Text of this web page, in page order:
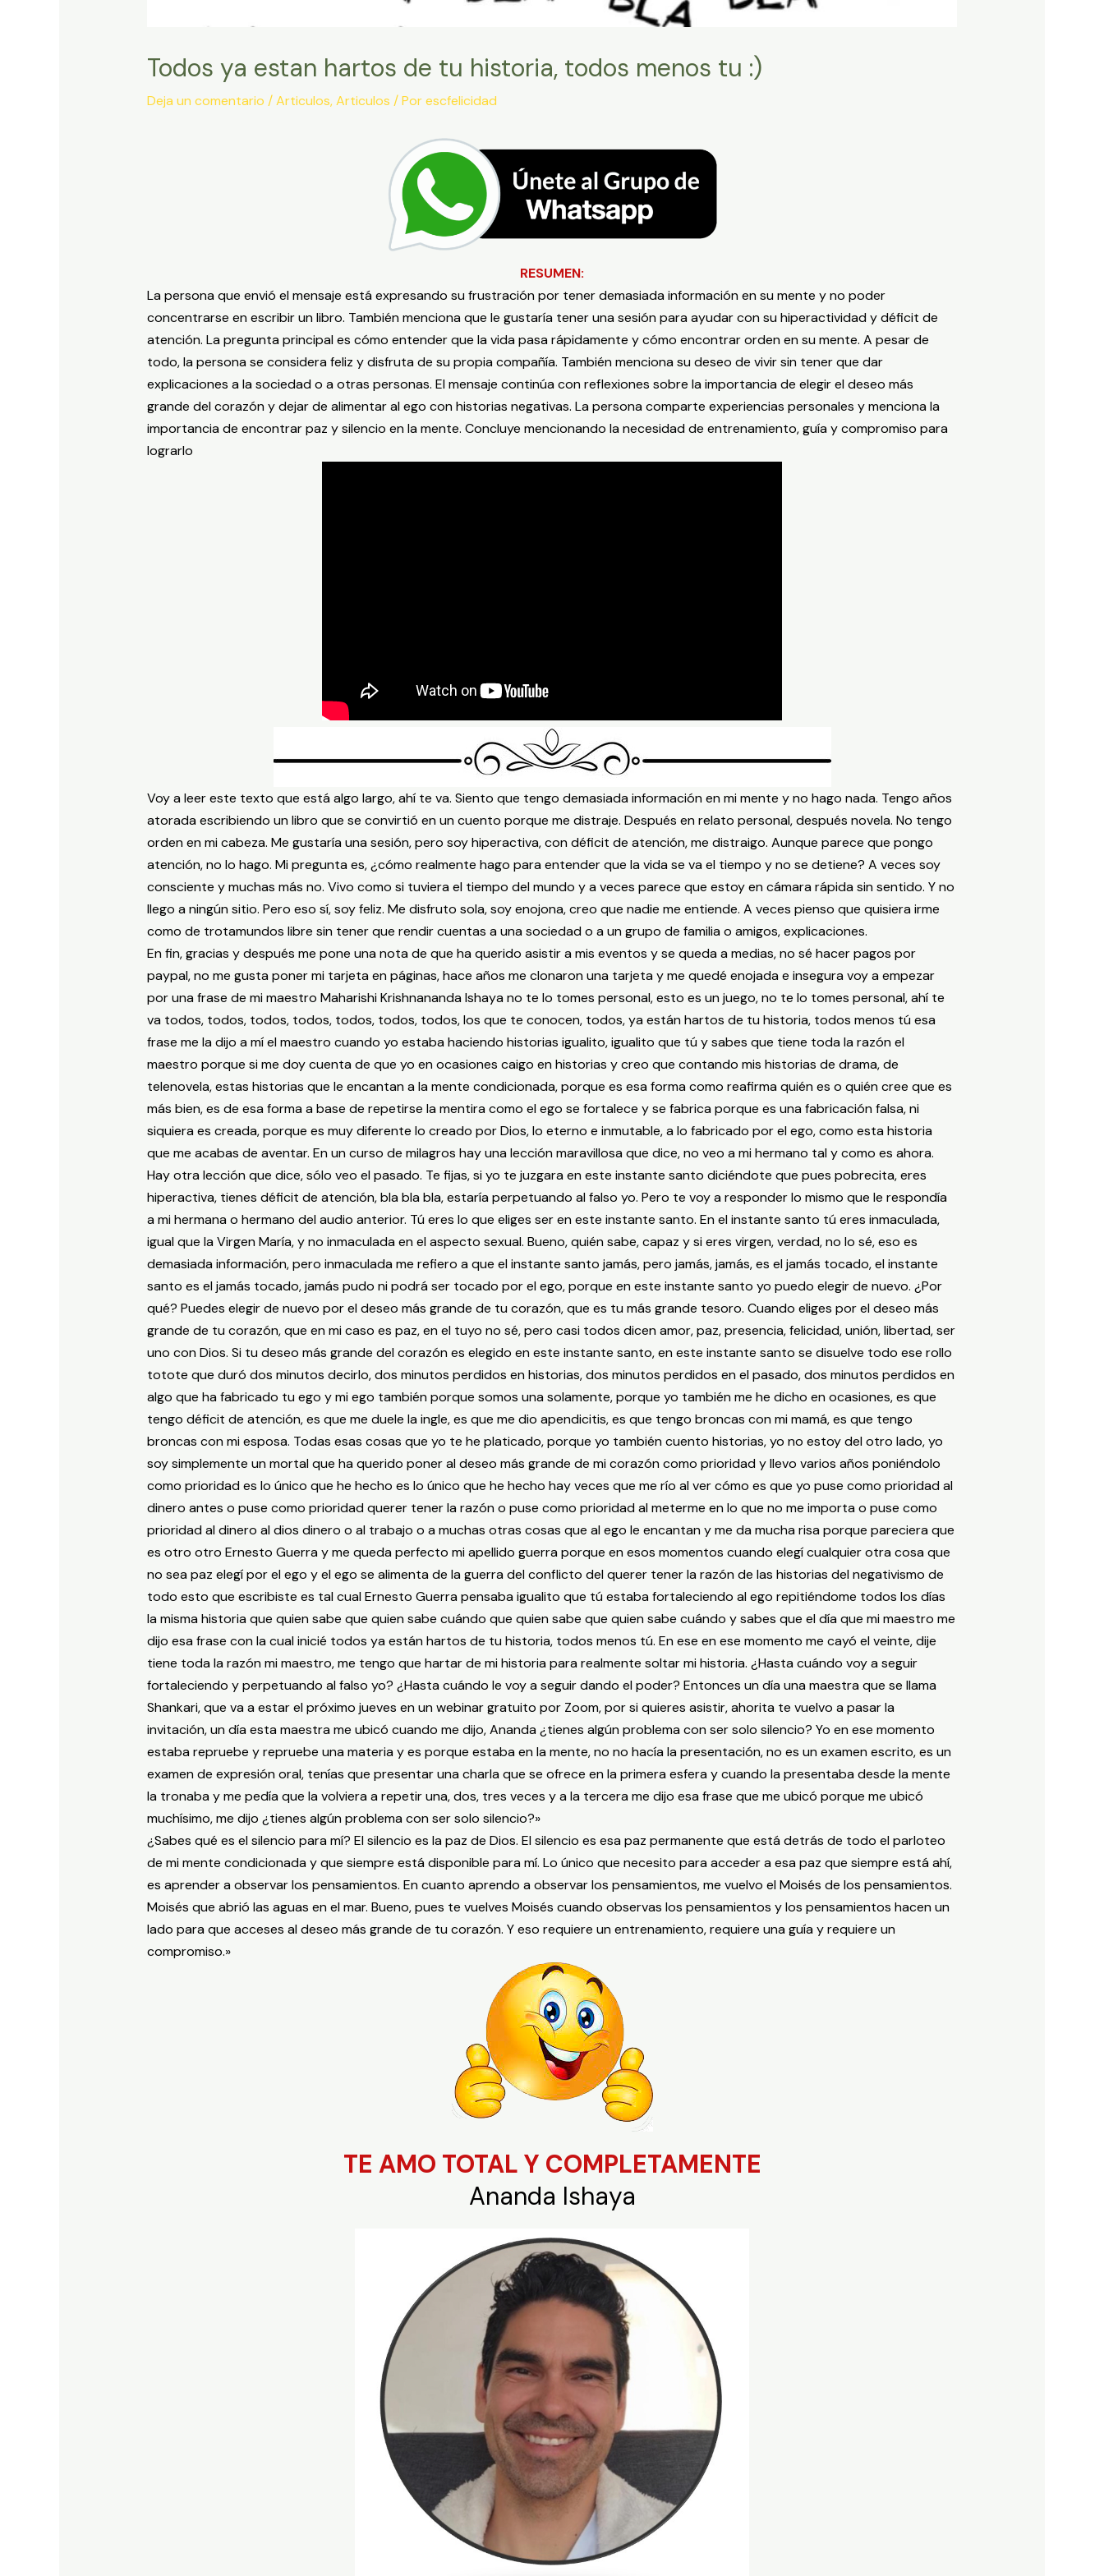
Todos ya estan hartos de tu historia, todos menos tu :)
Deja un comentario /Articulos,Articulos / Porescfelicidad
RESUMEN:
La persona que envió el mensaje está expresando su frustración por tener demasiada información en su mente y no poder
concentrarse en escribir un libro. También menciona que le gustaría tener una sesión para ayudar con su hiperactividad y déficit de
atención. La pregunta principal es cómo entender que la vida pasa rápidamente y cómo encontrar orden en su mente. A pesar de
todo, la persona se considera feliz y disfruta de su propia compañía. También menciona su deseo de vivir sin tener que dar
explicaciones a la sociedad o a otras personas. El mensaje continúa con reflexiones sobre la importancia de elegir el deseo más
grande del corazón y dejar de alimentar al ego con historias negativas. La persona comparte experiencias personales y menciona la
importancia de encontrar paz y silencio en la mente. Concluye mencionando la necesidad de entrenamiento, guía y compromiso para
lograrlo
Voy a leer este texto que está algo largo, ahí te va. Siento que tengo demasiada información en mi mente y no hago nada. Tengo años
atorada escribiendo un libro que se convirtió en un cuento porque me distraje. Después en relato personal, después novela. No tengo
orden en mi cabeza. Me gustaría una sesión, pero soy hiperactiva, con déficit de atención, me distraigo. Aunque parece que pongo
atención, no lo hago. Mi pregunta es, ¿cómo realmente hago para entender que la vida se va el tiempo y no se detiene? A veces soy
consciente y muchas más no. Vivo como si tuviera el tiempo del mundo y a veces parece que estoy en cámara rápida sin sentido. Y no
llego a ningún sitio. Pero eso sí, soy feliz. Me disfruto sola, soy enojona, creo que nadie me entiende. A veces pienso que quisiera irme
como de trotamundos libre sin tener que rendir cuentas a una sociedad o a un grupo de familia o amigos, explicaciones.
En fin, gracias y después me pone una nota de que ha querido asistir a mis eventos y se queda a medias, no sé hacer pagos por
paypal, no me gusta poner mi tarjeta en páginas, hace años me clonaron una tarjeta y me quedé enojada e insegura voy a empezar
por una frase de mi maestro Maharishi Krishnananda Ishaya no te lo tomes personal, esto es un juego, no te lo tomes personal, ahí te
va todos, todos, todos, todos, todos, todos, todos, los que te conocen, todos, ya están hartos de tu historia, todos menos tú esa
frase me la dijo a mí el maestro cuando yo estaba haciendo historias igualito, igualito que tú y sabes que tiene toda la razón el
maestro porque si me doy cuenta de que yo en ocasiones caigo en historias y creo que contando mis historias de drama, de
telenovela, estas historias que le encantan a la mente condicionada, porque es esa forma como reafirma quién es o quién cree que es
más bien, es de esa forma a base de repetirse la mentira como el ego se fortalece y se fabrica porque es una fabricación falsa, ni
siquiera es creada, porque es muy diferente lo creado por Dios, lo eterno e inmutable, a lo fabricado por el ego, como esta historia
que me acabas de aventar. En un curso de milagros hay una lección maravillosa que dice, no veo a mi hermano tal y como es ahora.
Hay otra lección que dice, sólo veo el pasado. Te fijas, si yo te juzgara en este instante santo diciéndote que pues pobrecita, eres
hiperactiva, tienes déficit de atención, bla bla bla, estaría perpetuando al falso yo. Pero te voy a responder lo mismo que le respondía
a mi hermana o hermano del audio anterior. Tú eres lo que eliges ser en este instante santo. En el instante santo tú eres inmaculada,
igual que la Virgen María, y no inmaculada en el aspecto sexual. Bueno, quién sabe, capaz y si eres virgen, verdad, no lo sé, eso es
demasiada información, pero inmaculada me refiero a que el instante santo jamás, pero jamás, jamás, es el jamás tocado, el instante
santo es el jamás tocado, jamás pudo ni podrá ser tocado por el ego, porque en este instante santo yo puedo elegir de nuevo. ¿Por
qué? Puedes elegir de nuevo por el deseo más grande de tu corazón, que es tu más grande tesoro. Cuando eliges por el deseo más
grande de tu corazón, que en mi caso es paz, en el tuyo no sé, pero casi todos dicen amor, paz, presencia, felicidad, unión, libertad, ser
uno con Dios. Si tu deseo más grande del corazón es elegido en este instante santo, en este instante santo se disuelve todo ese rollo
totote que duró dos minutos decirlo, dos minutos perdidos en historias, dos minutos perdidos en el pasado, dos minutos perdidos en
algo que ha fabricado tu ego y mi ego también porque somos una solamente, porque yo también me he dicho en ocasiones, es que
tengo déficit de atención, es que me duele la ingle, es que me dio apendicitis, es que tengo broncas con mi mamá, es que tengo
broncas con mi esposa. Todas esas cosas que yo te he platicado, porque yo también cuento historias, yo no estoy del otro lado, yo
soy simplemente un mortal que ha querido poner al deseo más grande de mi corazón como prioridad y llevo varios años poniéndolo
como prioridad es lo único que he hecho es lo único que he hecho hay veces que me río al ver cómo es que yo puse como prioridad al
dinero antes o puse como prioridad querer tener la razón o puse como prioridad al meterme en lo que no me importa o puse como
prioridad al dinero al dios dinero o al trabajo o a muchas otras cosas que al ego le encantan y me da mucha risa porque pareciera que
es otro otro Ernesto Guerra y me queda perfecto mi apellido guerra porque en esos momentos cuando elegí cualquier otra cosa que
no sea paz elegí por el ego y el ego se alimenta de la guerra del conflicto del querer tener la razón de las historias del negativismo de
todo esto que escribiste es tal cual Ernesto Guerra pensaba igualito que tú estaba fortaleciendo al ego repitiéndome todos los días
la misma historia que quien sabe que quien sabe cuándo que quien sabe que quien sabe cuándo y sabes que el día que mi maestro me
dijo esa frase con la cual inicié todos ya están hartos de tu historia, todos menos tú. En ese en ese momento me cayó el veinte, dije
tiene toda la razón mi maestro, me tengo que hartar de mi historia para realmente soltar mi historia. ¿Hasta cuándo voy a seguir
fortaleciendo y perpetuando al falso yo? ¿Hasta cuándo le voy a seguir dando el poder? Entonces un día una maestra que se llama
Shankari, que va a estar el próximo jueves en un webinar gratuito por Zoom, por si quieres asistir, ahorita te vuelvo a pasar la
invitación, un día esta maestra me ubicó cuando me dijo, Ananda ¿tienes algún problema con ser solo silencio? Yo en ese momento
estaba repruebe y repruebe una materia y es porque estaba en la mente, no no hacía la presentación, no es un examen escrito, es un
examen de expresión oral, tenías que presentar una charla que se ofrece en la primera esfera y cuando la presentaba desde la mente
la tronaba y me pedía que la volviera a repetir una, dos, tres veces y a la tercera me dijo esa frase que me ubicó porque me ubicó
muchísimo, me dijo ¿tienes algún problema con ser solo silencio?»
¿Sabes qué es el silencio para mí? El silencio es la paz de Dios. El silencio es esa paz permanente que está detrás de todo el parloteo
de mi mente condicionada y que siempre está disponible para mí. Lo único que necesito para acceder a esa paz que siempre está ahí,
es aprender a observar los pensamientos. En cuanto aprendo a observar los pensamientos, me vuelvo el Moisés de los pensamientos.
Moisés que abrió las aguas en el mar. Bueno, pues te vuelves Moisés cuando observas los pensamientos y los pensamientos hacen un
lado para que acceses al deseo más grande de tu corazón. Y eso requiere un entrenamiento, requiere una guía y requiere un
compromiso.»
TE AMO TOTAL Y COMPLETAMENTE
Ananda Ishaya